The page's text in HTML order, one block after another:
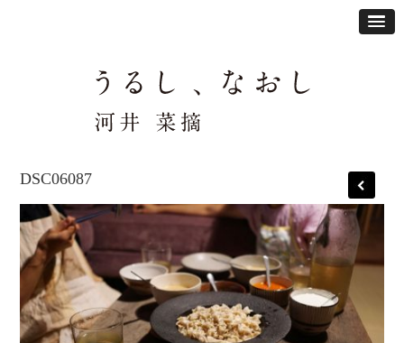
DSC06087